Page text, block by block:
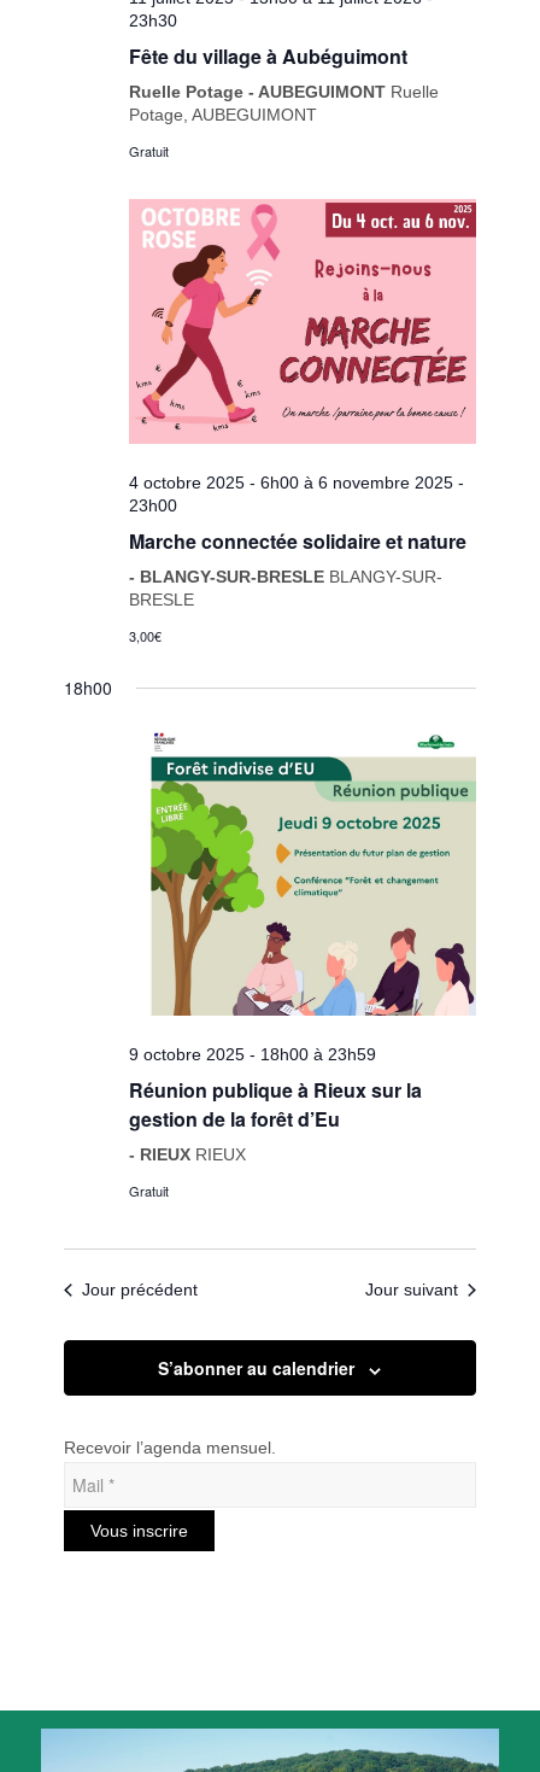
23h30
Fête du village à Aubéguimont
Ruelle Potage - AUBEGUIMONT Ruelle
Potage, AUBEGUIMONT
Gratuit
4 octobre 2025 - 6h00 à6 novembre 2025 -
23h00
Marche connectée solidaire et nature
- BLANGY-SUR-BRESLE BLANGY-SUR-
BRESLE
3,00€
18h00
9 octobre 2025 - 18h00 à23h59
Réunion publique à Rieux sur la
gestion de la forêt d’Eu
- RIEUX RIEUX
Gratuit
Jour précédent Jour suivant
S’abonner au calendrier
Recevoir l’agenda mensuel.